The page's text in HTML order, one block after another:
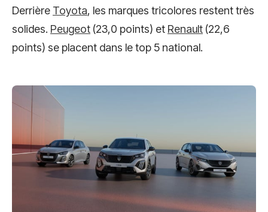
Derrière Toyota, les marques tricolores restent très
solides. Peugeot (23,0 points) et Renault (22,6
points) se placent dans le top 5 national.